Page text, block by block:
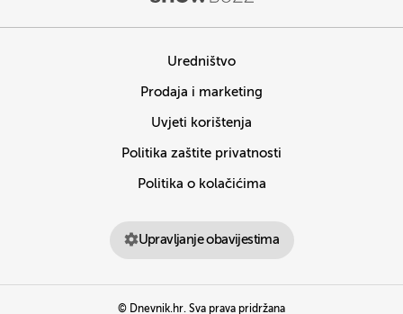
Uredništvo
Prodaja i marketing
Uvjeti korištenja
Politika zaštite privatnosti
Politika o kolačićima
Upravljanje obavijestima
© Dnevnik.hr. Sva prava pridržana